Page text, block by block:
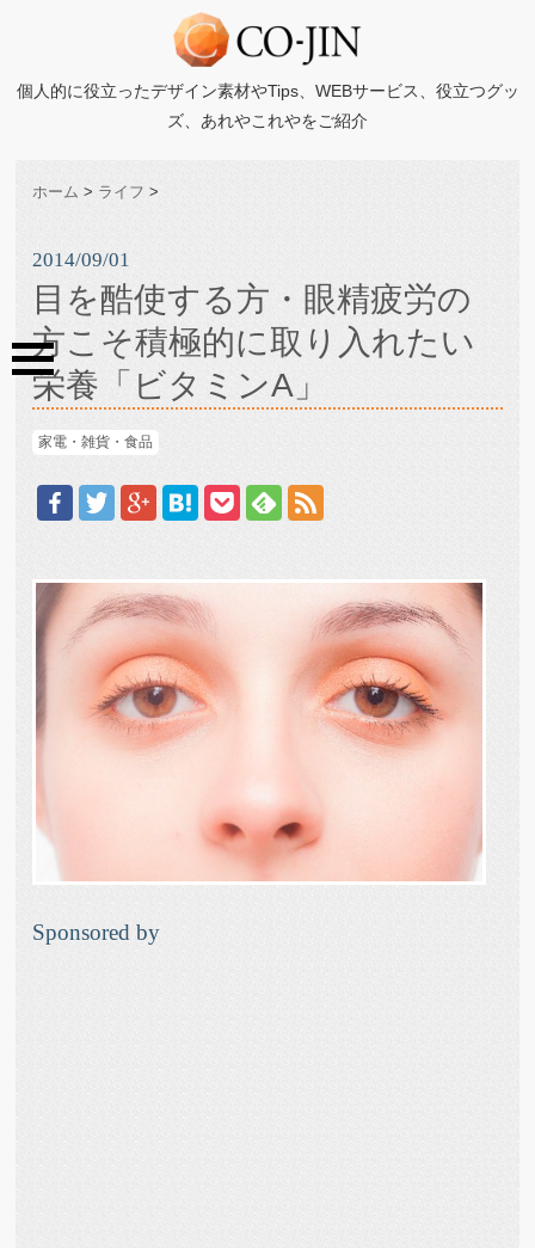
個人的に役立ったデザイン素材やTips、WEBサービス、役立つグッ
ズ、あれやこれやをご紹介
ホーム > ライフ >
2014/09/01
目を酷使する方・眼精疲労の
方こそ積極的に取り入れたい
栄養「ビタミンA」
家電・雑貨・食品
Sponsored by